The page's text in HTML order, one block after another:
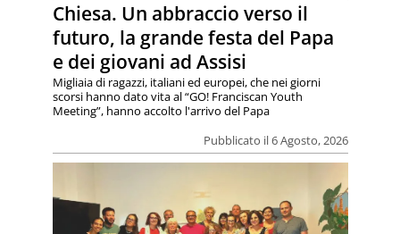
Chiesa. Un abbraccio verso il
futuro, la grande festa del Papa
e dei giovani ad Assisi
Pubblicato il 6 Agosto, 2026
Migliaia di ragazzi, italiani ed europei, che nei giorni
scorsi hanno dato vita al “GO! Franciscan Youth
Meeting”, hanno accolto l'arrivo del Papa